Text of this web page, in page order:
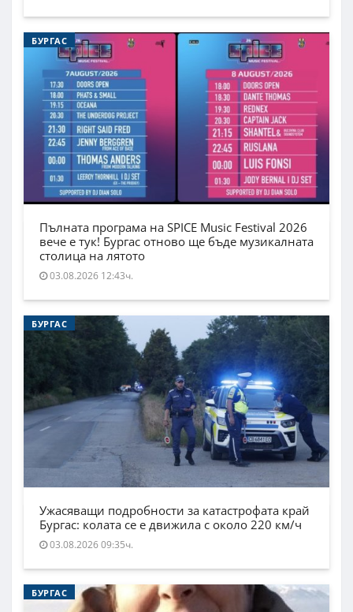
БУРГАС
Пълната програма на SPICE Music Festival 2026
вече е тук! Бургас отново ще бъде музикалната
столица на лятото
03.08.2026 12:43ч.
БУРГАС
Ужасяващи подробности за катастрофата край
Бургас: колата се е движила с около 220 км/ч
03.08.2026 09:35ч.
БУРГАС